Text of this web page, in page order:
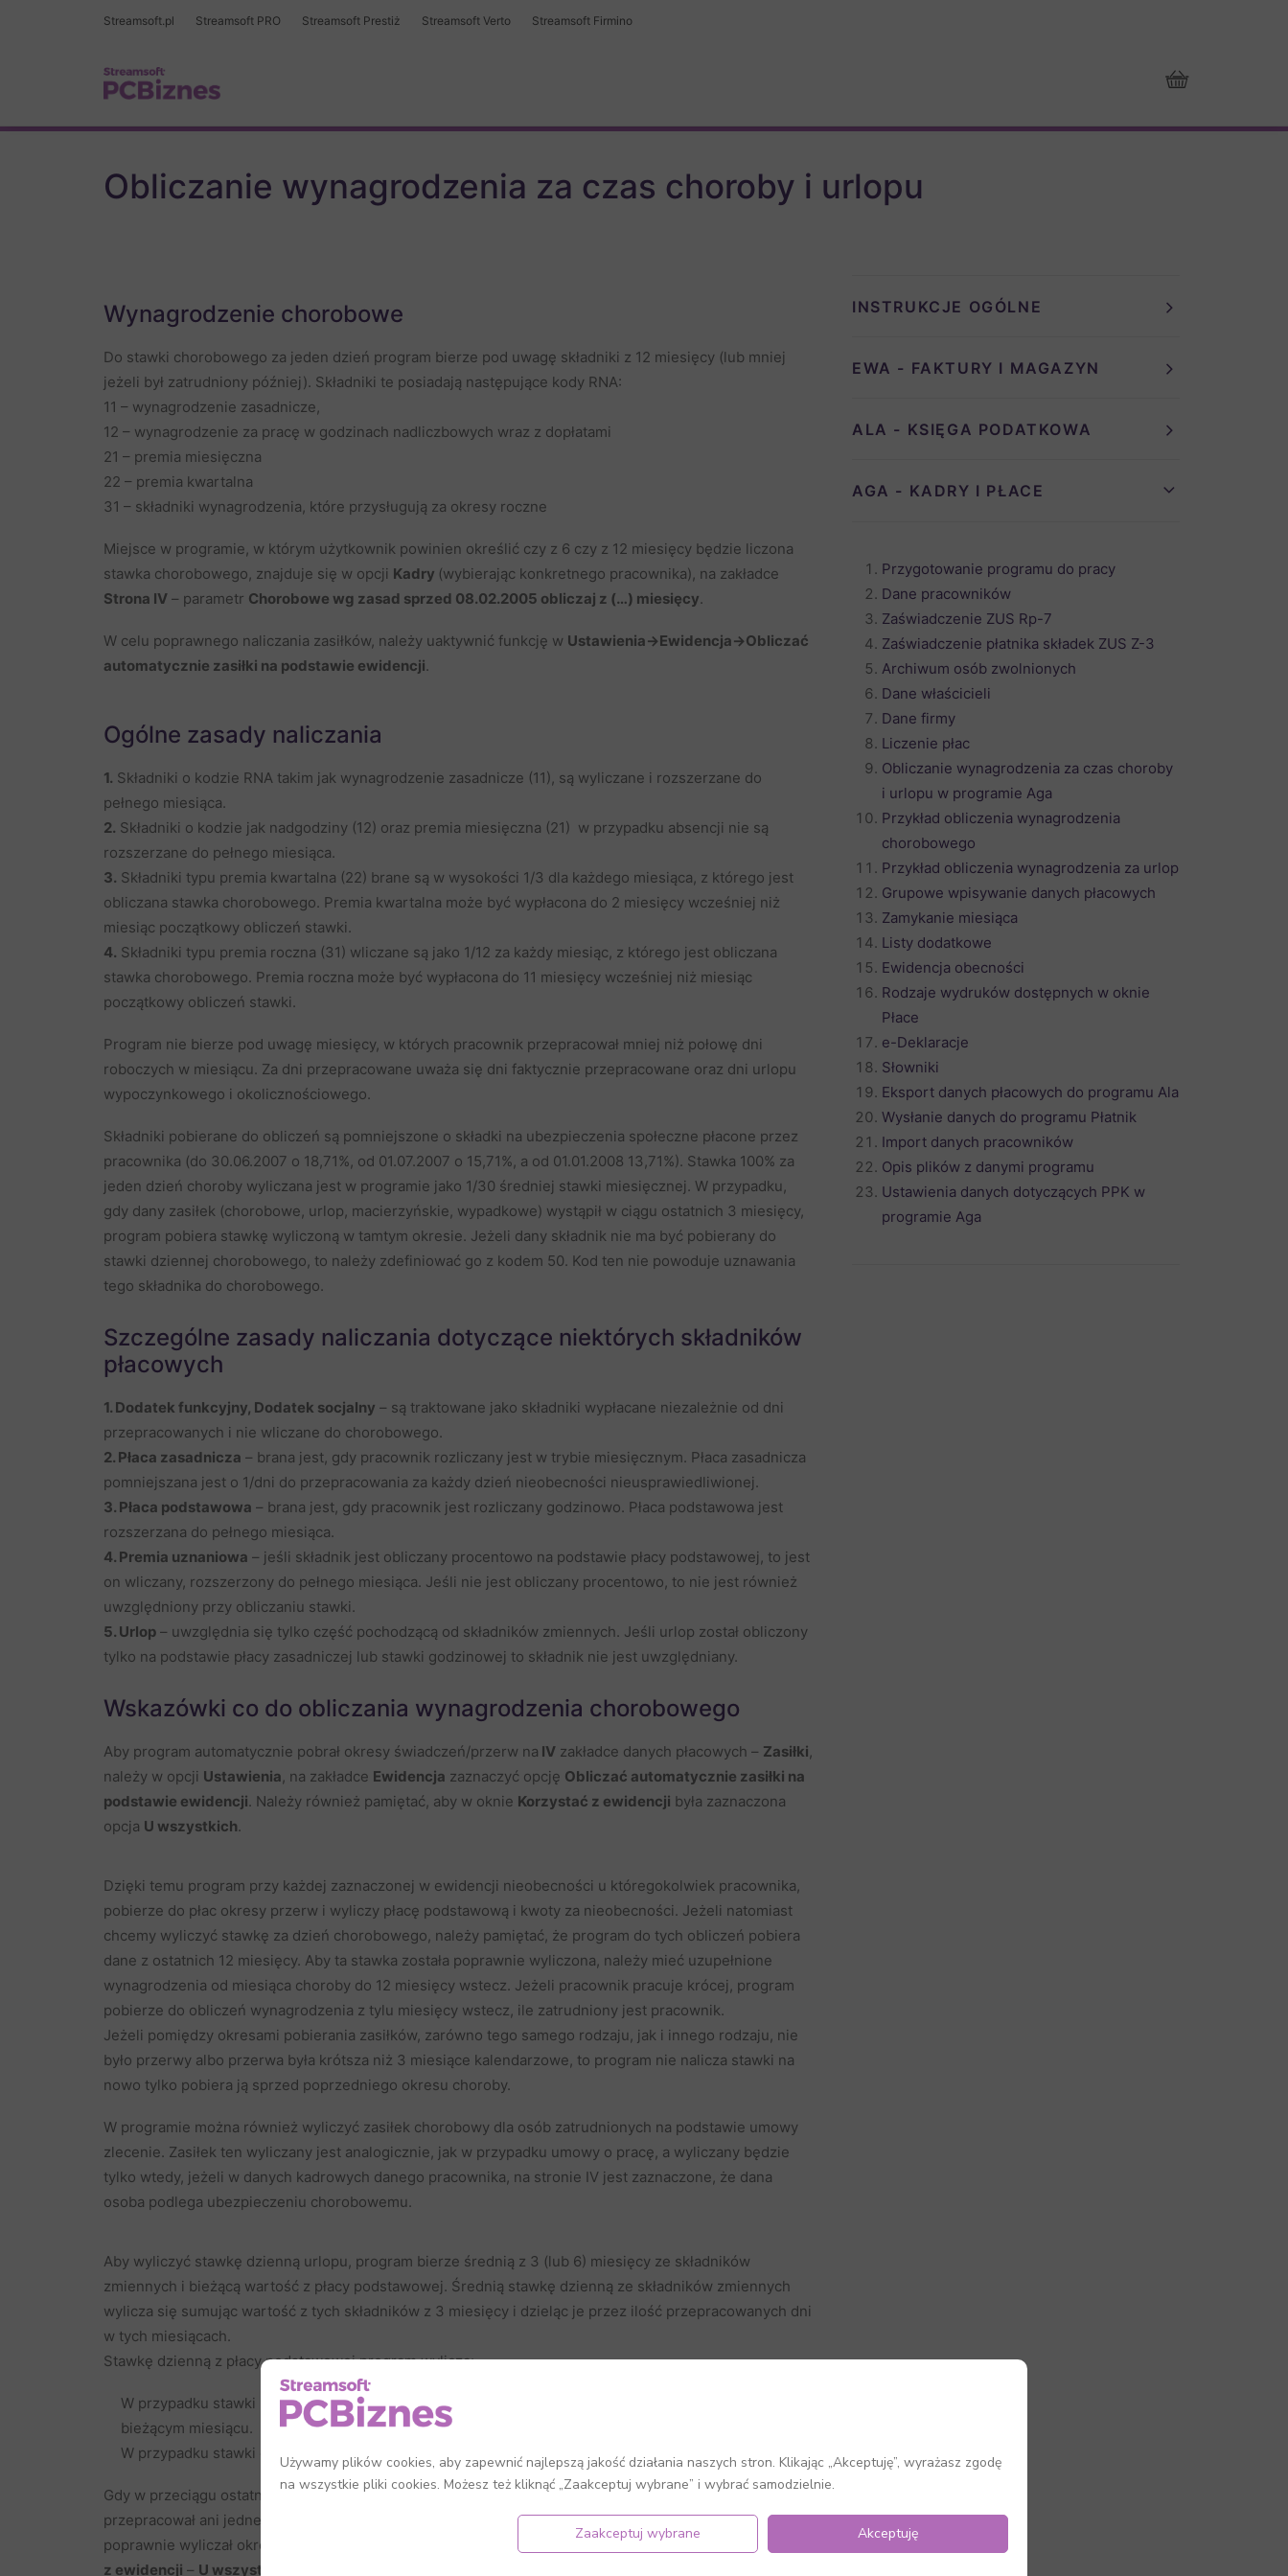
Streamsoft.pl Streamsoft PRO Streamsoft Prestiż Streamsoft Verto Streamsoft Firmino
Obliczanie wynagrodzenia za czas choroby i urlopu
Wynagrodzenie chorobowe
Do stawki chorobowego za jeden dzień program bierze pod uwagę składniki z 12 miesięcy (lub mniej
jeżeli był zatrudniony później). Składniki te posiadają następujące kody RNA:
11 – wynagrodzenie zasadnicze,
12 – wynagrodzenie za pracę w godzinach nadliczbowych wraz z dopłatami
21 – premia miesięczna
22 – premia kwartalna
31 – składniki wynagrodzenia, które przysługują za okresy roczne
Miejsce w programie, w którym użytkownik powinien określić czy z 6 czy z 12 miesięcy będzie liczona
stawka chorobowego, znajduje się w opcji Kadry (wybierając konkretnego pracownika), na zakładce
Strona IV – parametr Chorobowe wg zasad sprzed 08.02.2005 obliczaj z (…) miesięcy.
W celu poprawnego naliczania zasiłków, należy uaktywnić funkcję w Ustawienia->Ewidencja->Obliczać
automatycznie zasiłki na podstawie ewidencji.
Ogólne zasady naliczania
1. Składniki o kodzie RNA takim jak wynagrodzenie zasadnicze (11), są wyliczane i rozszerzane do
pełnego miesiąca.
2. Składniki o kodzie jak nadgodziny (12) oraz premia miesięczna (21) w przypadku absencji nie są
rozszerzane do pełnego miesiąca.
3. Składniki typu premia kwartalna (22) brane są w wysokości 1/3 dla każdego miesiąca, z którego jest
obliczana stawka chorobowego. Premia kwartalna może być wypłacona do 2 miesięcy wcześniej niż
miesiąc początkowy obliczeń stawki.
4. Składniki typu premia roczna (31) wliczane są jako 1/12 za każdy miesiąc, z którego jest obliczana
stawka chorobowego. Premia roczna może być wypłacona do 11 miesięcy wcześniej niż miesiąc
początkowy obliczeń stawki.
Program nie bierze pod uwagę miesięcy, w których pracownik przepracował mniej niż połowę dni
roboczych w miesiącu. Za dni przepracowane uważa się dni faktycznie przepracowane oraz dni urlopu
wypoczynkowego i okolicznościowego.
Składniki pobierane do obliczeń są pomniejszone o składki na ubezpieczenia społeczne płacone przez
pracownika (do 30.06.2007 o 18,71%, od 01.07.2007 o 15,71%, a od 01.01.2008 13,71%). Stawka 100% za
jeden dzień choroby wyliczana jest w programie jako 1/30 średniej stawki miesięcznej. W przypadku,
gdy dany zasiłek (chorobowe, urlop, macierzyńskie, wypadkowe) wystąpił w ciągu ostatnich 3 miesięcy,
program pobiera stawkę wyliczoną w tamtym okresie. Jeżeli dany składnik nie ma być pobierany do
stawki dziennej chorobowego, to należy zdefiniować go z kodem 50. Kod ten nie powoduje uznawania
tego składnika do chorobowego.
Szczególne zasady naliczania dotyczące niektórych składników
płacowych
1. Dodatek funkcyjny, Dodatek socjalny – są traktowane jako składniki wypłacane niezależnie od dni
przepracowanych i nie wliczane do chorobowego.
2. Płaca zasadnicza – brana jest, gdy pracownik rozliczany jest w trybie miesięcznym. Płaca zasadnicza
pomniejszana jest o 1/dni do przepracowania za każdy dzień nieobecności nieusprawiedliwionej.
3. Płaca podstawowa – brana jest, gdy pracownik jest rozliczany godzinowo. Płaca podstawowa jest
rozszerzana do pełnego miesiąca.
4. Premia uznaniowa – jeśli składnik jest obliczany procentowo na podstawie płacy podstawowej, to jest
on wliczany, rozszerzony do pełnego miesiąca. Jeśli nie jest obliczany procentowo, to nie jest również
uwzględniony przy obliczaniu stawki.
5. Urlop – uwzględnia się tylko część pochodzącą od składników zmiennych. Jeśli urlop został obliczony
tylko na podstawie płacy zasadniczej lub stawki godzinowej to składnik nie jest uwzględniany.
Wskazówki co do obliczania wynagrodzenia chorobowego
Aby program automatycznie pobrał okresy świadczeń/przerw na IV zakładce danych płacowych – Zasiłki,
należy w opcji Ustawienia, na zakładce Ewidencja zaznaczyć opcję Obliczać automatycznie zasiłki na
podstawie ewidencji. Należy również pamiętać, aby w oknie Korzystać z ewidencji była zaznaczona
opcja U wszystkich.
Dzięki temu program przy każdej zaznaczonej w ewidencji nieobecności u któregokolwiek pracownika,
pobierze do płac okresy przerw i wyliczy płacę podstawową i kwoty za nieobecności. Jeżeli natomiast
chcemy wyliczyć stawkę za dzień chorobowego, należy pamiętać, że program do tych obliczeń pobiera
dane z ostatnich 12 miesięcy. Aby ta stawka została poprawnie wyliczona, należy mieć uzupełnione
wynagrodzenia od miesiąca choroby do 12 miesięcy wstecz. Jeżeli pracownik pracuje krócej, program
pobierze do obliczeń wynagrodzenia z tylu miesięcy wstecz, ile zatrudniony jest pracownik.
Jeżeli pomiędzy okresami pobierania zasiłków, zarówno tego samego rodzaju, jak i innego rodzaju, nie
było przerwy albo przerwa była krótsza niż 3 miesiące kalendarzowe, to program nie nalicza stawki na
nowo tylko pobiera ją sprzed poprzedniego okresu choroby.
W programie można również wyliczyć zasiłek chorobowy dla osób zatrudnionych na podstawie umowy
zlecenie. Zasiłek ten wyliczany jest analogicznie, jak w przypadku umowy o pracę, a wyliczany będzie
tylko wtedy, jeżeli w danych kadrowych danego pracownika, na stronie IV jest zaznaczone, że dana
osoba podlega ubezpieczeniu chorobowemu.
Aby wyliczyć stawkę dzienną urlopu, program bierze średnią z 3 (lub 6) miesięcy ze składników
zmiennych i bieżącą wartość z płacy podstawowej. Średnią stawkę dzienną ze składników zmiennych
wylicza się sumując wartość z tych składników z 3 miesięcy i dzieląc je przez ilość przepracowanych dni
w tych miesiącach.
Stawkę dzienną z płacy podstawowej program wylicza:
W przypadku stawki miesięcznej – dzieląc płacę zasadniczą przez ilość dni do przepracowania w
bieżącym miesiącu.
W przypadku stawki godzinowej – mnożąc stawkę godzinową przez wymiar godzin i etat.
Gdy w przeciągu ostatnich 3 miesięcy wystąpił miesiąc (jeden lub więcej), w którym pracownik nie
przepracował ani jednego dnia, program cofnie się do 4 miesiąca (ewentualnie dalej). Aby program
poprawnie wyliczał okresy nieobecności pracownika w pracy, należy mieć zaznaczoną opcję
Korzystać
z ewidencji – U wszystkich
INSTRUKCJE OGÓLNE
EWA - FAKTURY I MAGAZYN
ALA - KSIĘGA PODATKOWA
AGA - KADRY I PŁACE
Przygotowanie programu do pracy
Dane pracowników
Zaświadczenie ZUS Rp-7
Zaświadczenie płatnika składek ZUS Z-3
Archiwum osób zwolnionych
Dane właścicieli
Dane firmy
Liczenie płac
Obliczanie wynagrodzenia za czas choroby
i urlopu w programie Aga
Przykład obliczenia wynagrodzenia
chorobowego
Przykład obliczenia wynagrodzenia za urlop
Grupowe wpisywanie danych płacowych
Zamykanie miesiąca
Listy dodatkowe
Ewidencja obecności
Rodzaje wydruków dostępnych w oknie
Płace
e-Deklaracje
Słowniki
Eksport danych płacowych do programu Ala
Wysłanie danych do programu Płatnik
Import danych pracowników
Opis plików z danymi programu
Ustawienia danych dotyczących PPK w
programie Aga
Używamy plików cookies, aby zapewnić najlepszą jakość działania naszych stron. Klikając „Akceptuję”, wyrażasz zgodę
na wszystkie pliki cookies. Możesz też kliknąć „Zaakceptuj wybrane” i wybrać samodzielnie.
Zaakceptuj wybrane Akceptuję